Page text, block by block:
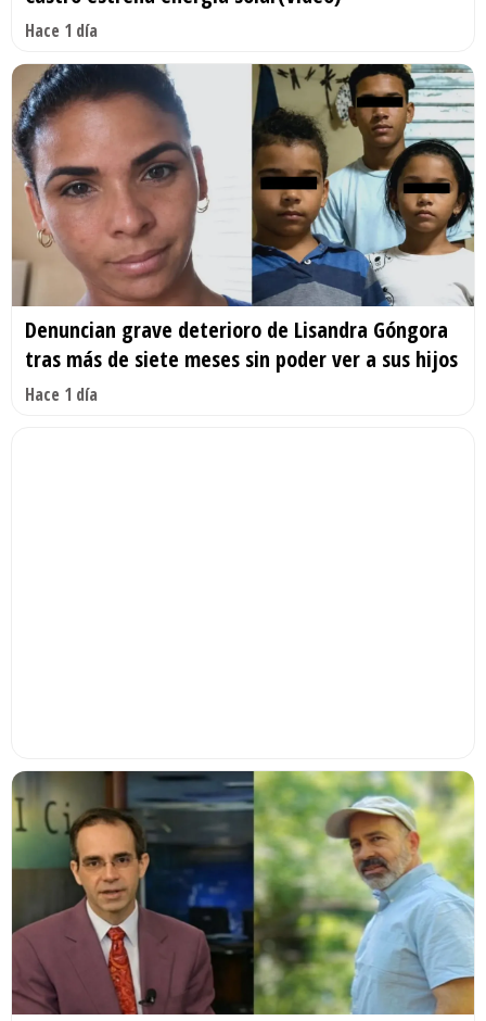
Hace 1 día
Denuncian grave deterioro de Lisandra Góngora
tras más de siete meses sin poder ver a sus hijos
Hace 1 día